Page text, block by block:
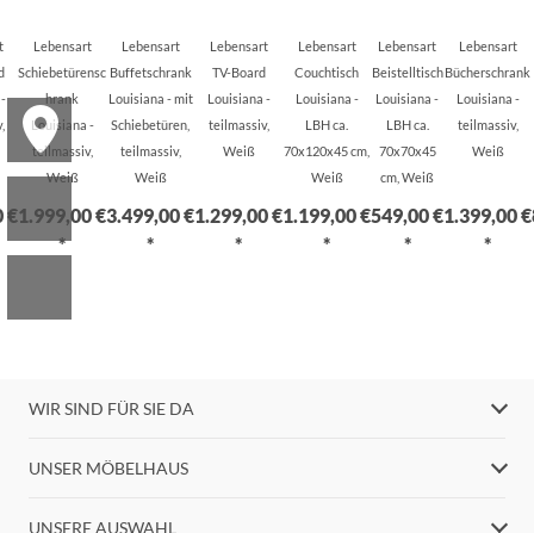
€
Lebensart
Schiebetürensc
hrank
Louisiana -
teilmassiv,
Weiß
1.999,00 €
*
Lebensart
Buffetschrank
Louisiana - mit
Schiebetüren,
teilmassiv,
Weiß
3.499,00 €
*
Lebensart
TV-Board
Louisiana -
teilmassiv,
Weiß
1.299,00 €
*
Lebensart
Couchtisch
Louisiana -
LBH ca.
70x120x45 cm,
Weiß
1.199,00 €
*
Lebensart
Beistelltisch
Louisiana -
LBH ca.
70x70x45
cm, Weiß
549,00 €
*
Lebensart
Bücherschrank
Louisiana -
teilmassiv,
Weiß
1.399,00 €
*
WIR SIND FÜR SIE DA
UNSER MÖBELHAUS
UNSERE AUSWAHL